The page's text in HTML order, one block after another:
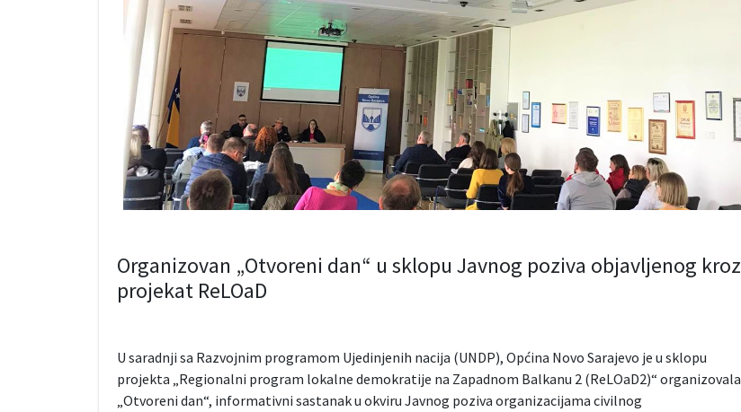
Organizovan „Otvoreni dan“ u sklopu Javnog poziva objavljenog kroz
projekat ReLOaD
U saradnji sa Razvojnim programom Ujedinjenih nacija (UNDP), Općina Novo Sarajevo je u sklopu
projekta „Regionalni program lokalne demokratije na Zapadnom Balkanu 2 (ReLOaD2)“ organizovala
„Otvoreni dan“, informativni sastanak u okviru Javnog poziva organizacijama civilnog